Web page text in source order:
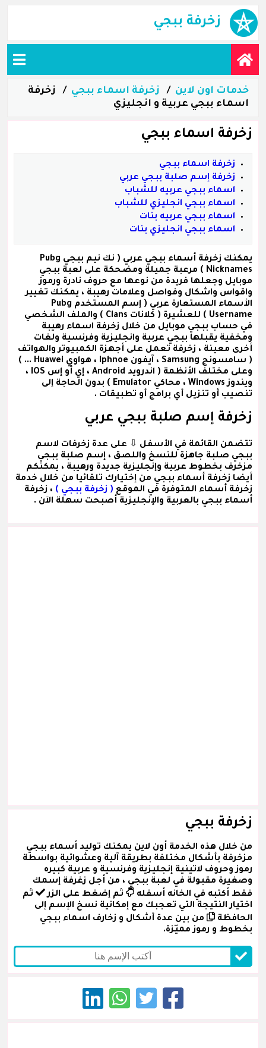
زخرفة ببجي
خدمات اون لاين زخرفة اسماء ببجي
زخرفة
اسماء ببجي عربية و انجليزي
زخرفة اسماء ببجي
زخرفة اسماء ببجي
زخرفة إسم صلبة ببجي عربي
اسماء ببجي عربيه للشباب
اسماء ببجي انجليزي للشباب
اسماء ببجي عربيه بنات
اسماء ببجي انجليزي بنات
يمكنك زخرفة أسماء ببجي عربي
( نك نيم ببجي Pubg
Nicknames ) مرعبة جميلة ومضحكة على لعبة ببجي
موبايل وجعلها فريدة من نوعها مع حروف نادرة ورموز
واقواس واشكال وفواصل وعلامات رهيبة ، يمكنك تغيير
الأسماء المستعارة عربي
( إسم المستخدم Pubg
Username )
للعشيرة ( كلانات Clans )
والملف الشخصي
في حساب ببجي موبايل من خلال زخرفة اسماء رهيبة
ومخفية يقبلها ببجي عربية وانجليزية وفرنسية ولغات
أخرى معينة ، زخرفة تعمل على أجهزة الكمبيوتر والهواتف
( سامسونج Samsung ، آيفون Iphnoe ، هواوي Huawei ... )
وعلى مختلف الأنظمة ( اندرويد Android ، إي أو إس IOS ،
ويندوز Windows ، محاكي Emulator ) بدون الحاجة إلى
تنصيب أو تنزيل أي برامج أو تطبيقات .
زخرفة إسم صلبة ببجي عربي
تتضمن القائمة في الأسفل ⇩ على عدة زخرفات لاسم
ببجي صلبة جاهزة للنسخ واللصق ،إسم صلبة ببجي
مزخرف بخطوط عربية وإنجليزية جديدة ورهيبة ، يمكنكم
أيضا زخرفة أسماء ببجي من إختيارك تلقائيا من خلال خدمة
زخرفة أسماء المتوفرة في الموقع ( زخرفة ببجي ) ، زخرفة
أسماء ببجي بالعربية والإنجليزية أصبحت سهلة الآن .
زخرفة ببجي
من خلال هذه الخدمة أون لاين يمكنك توليد أسماء ببجي
مزخرفة بأشكال مختلفة بطريقة آلية وعشوائية بواسطة
رموز وحروف لاتينية إنجليزية وفرنسية و عربية كبيره
وصغيرة مقبولة في لعبة ببجي ، من أجل زغرفة إسمك
فقط أكتبه في الخانه أسفله
ثم إضغط على الزر
ثم
اختيار النتيجة التي تعجبك مع إمكانية نسخ الإسم إلى
الحافظة
من بين عدة أشكال و زخارف اسماء ببجي
بخطوط و رموز مميّزة.